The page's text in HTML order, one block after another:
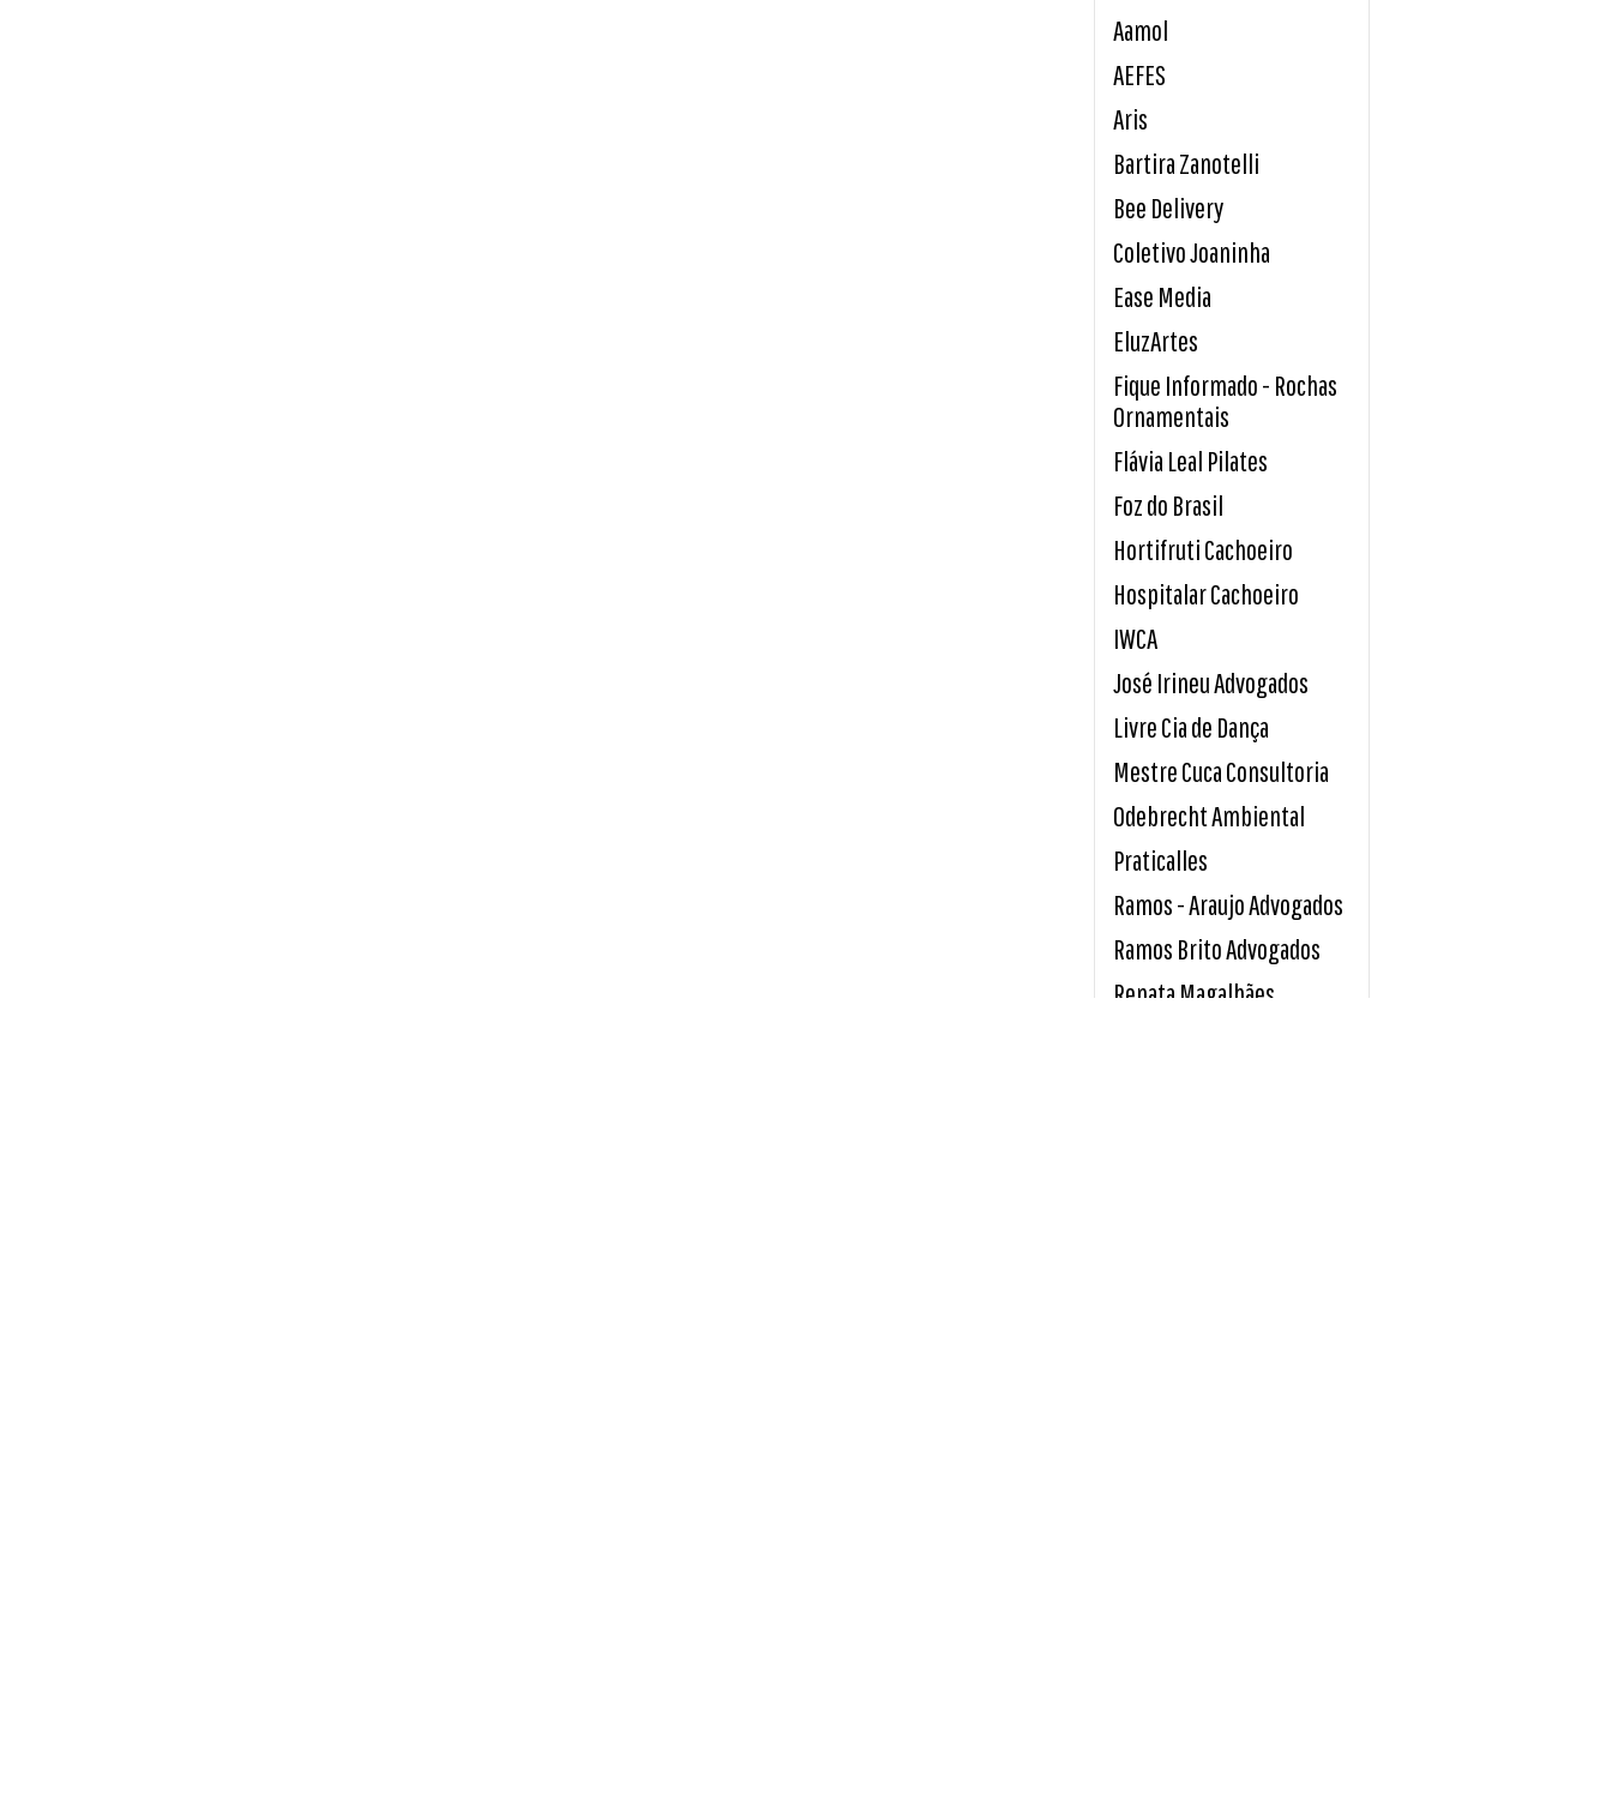
Aamol
AEFES
Aris
Bartira Zanotelli
Bee Delivery
Coletivo Joaninha
Ease Media
EluzArtes
Fique Informado - Rochas
Ornamentais
Flávia Leal Pilates
Foz do Brasil
Hortifruti Cachoeiro
Hospitalar Cachoeiro
IWCA
José Irineu Advogados
Livre Cia de Dança
Mestre Cuca Consultoria
Odebrecht Ambiental
Praticalles
Ramos - Araujo Advogados
Ramos Brito Advogados
Renata Magalhães